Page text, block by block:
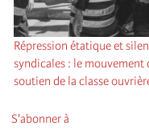
Répression étatique et
syndicales : le mouvement
soutien de la classe
S'abonner à